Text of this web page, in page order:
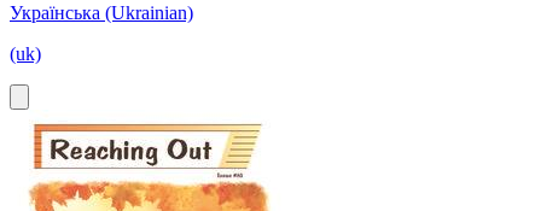
Українська (Ukrainian)
(uk)